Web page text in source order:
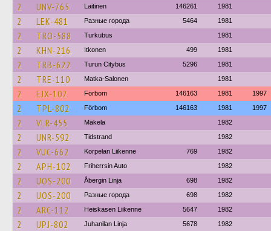
2 UNV-765 Laitinen 146261 1981
2 LEK-481 Разные города 5464 1981
2 TRO-588 Turkubus 1981
2 KHN-216 Itkonen 499 1981
2 TRB-622 Turun Citybus 5296 1981
2 TRE-110 Matka-Salonen 1981
2 EJX-102 Förbom 146163 1981 1997
2 TPL-802 Förbom 146163 1981 1997
2 VLR-455 Mäkela 1982
2 UNR-592 Tidstrand 1982
2 VUC-662 Korpelan Liikenne 769 1982
2 APH-102 Friherrsin Auto 1982
2 UOS-200 Åbergin Linja 698 1982
2 UOS-200 Разные города 698 1982
2 ARC-112 Heiskasen Liikenne 5647 1982
2 UPJ-802 Juhanilan Linja 5678 1982